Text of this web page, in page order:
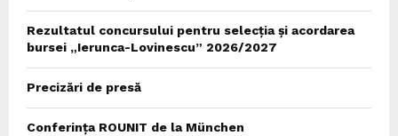
Rezultatul concursului pentru selecția și acordarea
bursei „Ierunca-Lovinescu” 2026/2027
Precizări de presă
Conferința ROUNIT de la München